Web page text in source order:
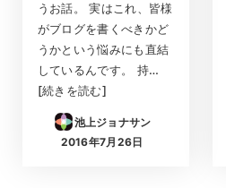
うお話。 実はこれ、皆様
がブログを書くべきかど
うかという悩みにも直結
しているんです。 持…
[続きを読む]
池上ジョナサン
投稿日
2016年7月26日